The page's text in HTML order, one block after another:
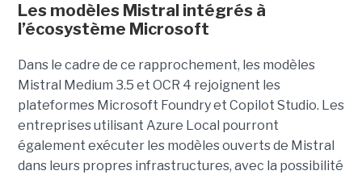
Les modèles Mistral intégrés à
l’écosystème Microsoft
Dans le cadre de ce rapprochement, les modèles
Mistral Medium 3.5 et OCR 4 rejoignent les
plateformes Microsoft Foundry et Copilot Studio. Les
entreprises utilisant Azure Local pourront
également exécuter les modèles ouverts de Mistral
dans leurs propres infrastructures, avec la possibilité